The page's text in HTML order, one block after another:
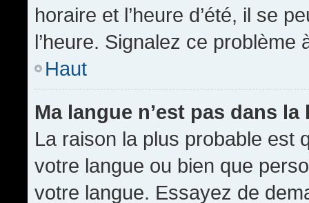
horaire et l’heure d’été, il se
l’heure. Signalez ce problème
Haut
Ma langue n’est pas dans la
La raison la plus probable est
votre langue ou bien que
votre langue. Essayez de